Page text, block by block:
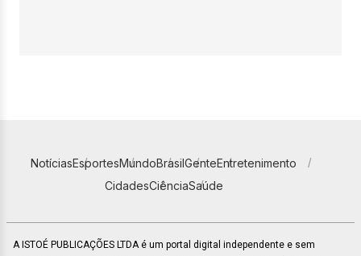
NotíciasEsportesMundoBrasilGenteEntretenimento
CidadesCiênciaSaúde
A ISTOÉ PUBLICAÇÕES LTDA é um portal digital independente e sem